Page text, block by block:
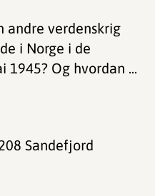
andre verdenskrig
i Norge i de
1945? Og hvordan ...
Sandefjord